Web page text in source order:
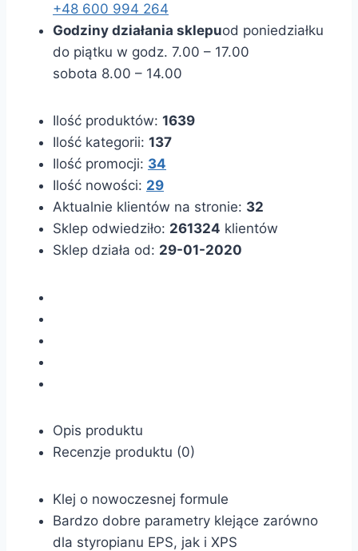
+48 600 994 264
Godziny działania sklepuod poniedziałku
do piątku w godz. 7.00 – 17.00
sobota 8.00 – 14.00
Ilość produktów: 1639
Ilość kategorii: 137
Ilość promocji: 34
Ilość nowości: 29
Aktualnie klientów na stronie: 32
Sklep odwiedziło: 261324 klientów
Sklep działa od: 29-01-2020
Opis produktu
Recenzje produktu (0)
Klej o nowoczesnej formule
Bardzo dobre parametry klejące zarówno
dla styropianu EPS, jak i XPS